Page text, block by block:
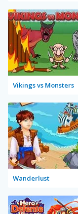
Vikings vs Monsters
Wanderlust